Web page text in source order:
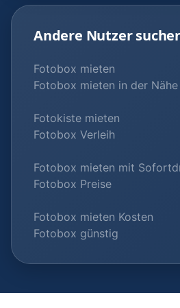
Andere Nutzer
Fotobox mieten
Fotobox mieten in der Nähe
Fotokiste mieten
Fotobox Verleih
Fotobox mieten mit
Fotobox Preise
Fotobox mieten Kosten
Fotobox günstig